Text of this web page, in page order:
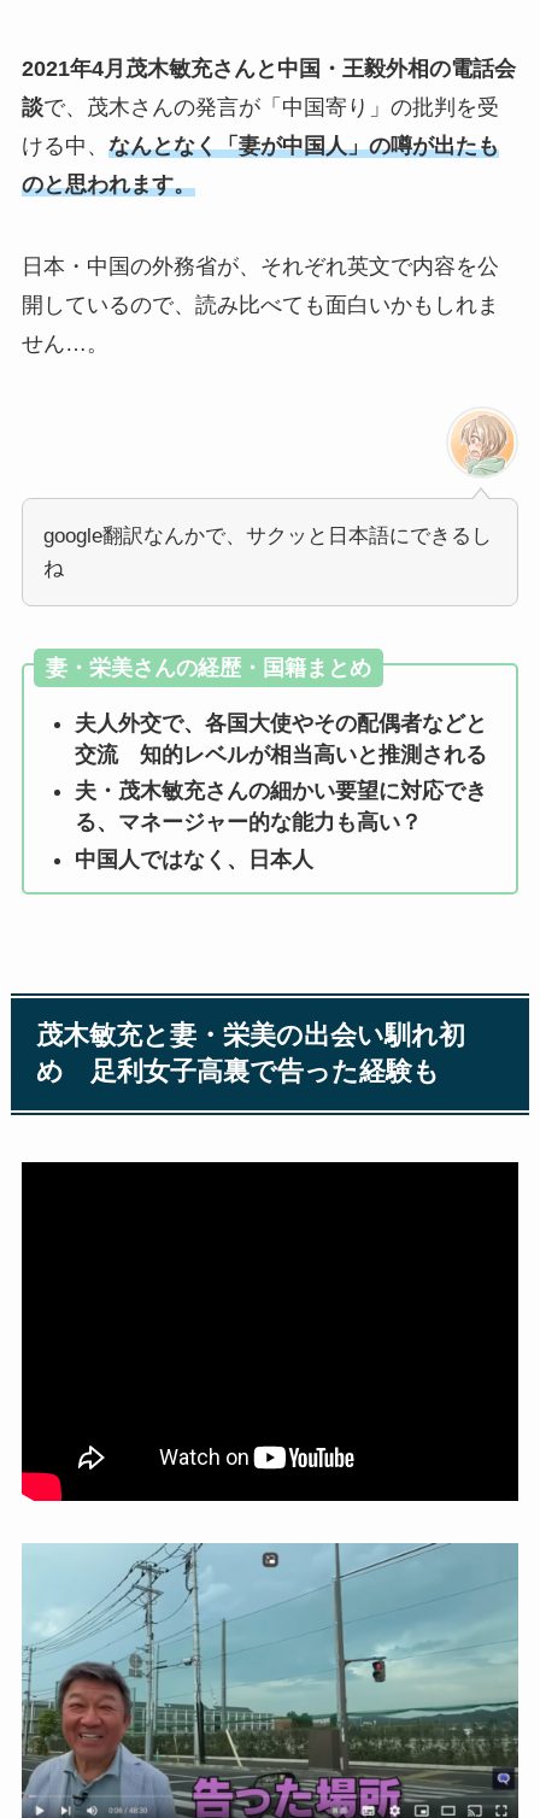
2021年4月茂木敏充さんと中国・王毅外相の電話会
談で、茂木さんの発言が「中国寄り」の批判を受
ける中、 なんとなく「妻が中国人」の噂が出たも
のと思われます。
日本・中国の外務省が、それぞれ英文で内容を公
開しているので、読み比べても面白いかもしれま
せん…。
google翻訳なんかで、サクッと日本語にできるし
ね
妻・栄美さんの経歴・国籍まとめ
夫人外交で、各国大使やその配偶者などと
交流 知的レベルが相当高いと推測される
夫・茂木敏充さんの細かい要望に対応でき
る、マネージャー的な能力も高い？
中国人ではなく、日本人
茂木敏充と妻・栄美の出会い馴れ初
め 足利女子高裏で告った経験も